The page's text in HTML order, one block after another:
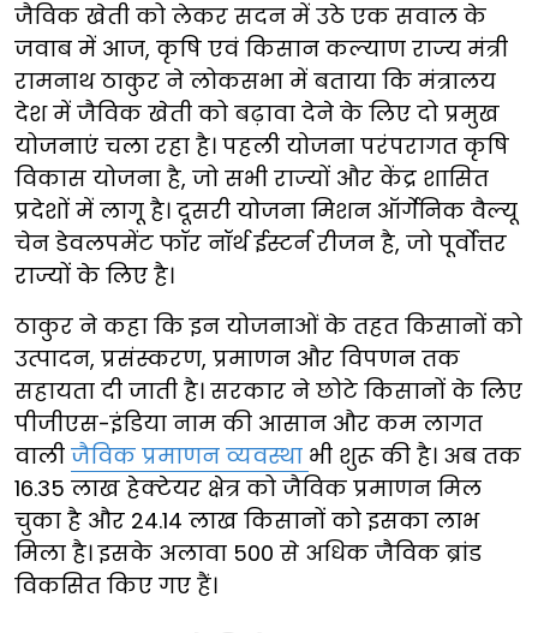
जैविक खेती को लेकर सदन में उठे एक सवाल के
जवाब में आज, कृषि एवं किसान कल्याण राज्य मंत्री
रामनाथ ठाकुर ने लोकसभा में बताया कि मंत्रालय
देश में जैविक खेती को बढ़ावा देने के लिए दो प्रमुख
योजनाएं चला रहा है। पहली योजना परंपरागत कृषि
विकास योजना है, जो सभी राज्यों और केंद्र शासित
प्रदेशों में लागू है। दूसरी योजना मिशन ऑर्गेनिक वैल्यू
चेन डेवलपमेंट फॉर नॉर्थ ईस्टर्न रीजन है, जो पूर्वोत्तर
राज्यों के लिए है।
ठाकुर ने कहा कि इन योजनाओं के तहत किसानों को
उत्पादन, प्रसंस्करण, प्रमाणन और विपणन तक
सहायता दी जाती है। सरकार ने छोटे किसानों के लिए
पीजीएस-इंडिया नाम की आसान और कम लागत
वाली जैविक प्रमाणन व्यवस्था भी शुरू की है। अब तक
16.35 लाख हेक्टेयर क्षेत्र को जैविक प्रमाणन मिल
चुका है और 24.14 लाख किसानों को इसका लाभ
मिला है। इसके अलावा 500 से अधिक जैविक ब्रांड
विकसित किए गए हैं।